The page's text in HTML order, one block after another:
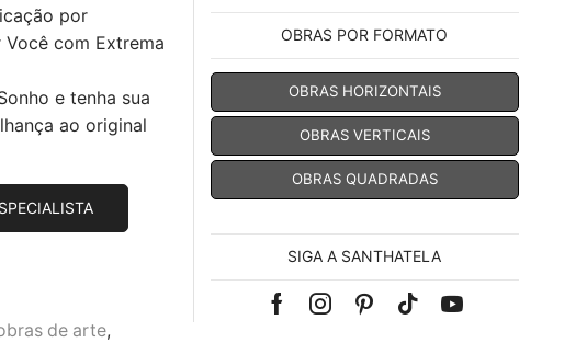
por
com Extrema
e tenha sua
ao original
de arte,
OBRAS POR FORMATO
OBRAS HORIZONTAIS
OBRAS VERTICAIS
OBRAS QUADRADAS
SIGA A SANTHATELA
FacebookInstagramPinterest
Tik-Youtube